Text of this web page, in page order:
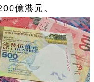
億港元。